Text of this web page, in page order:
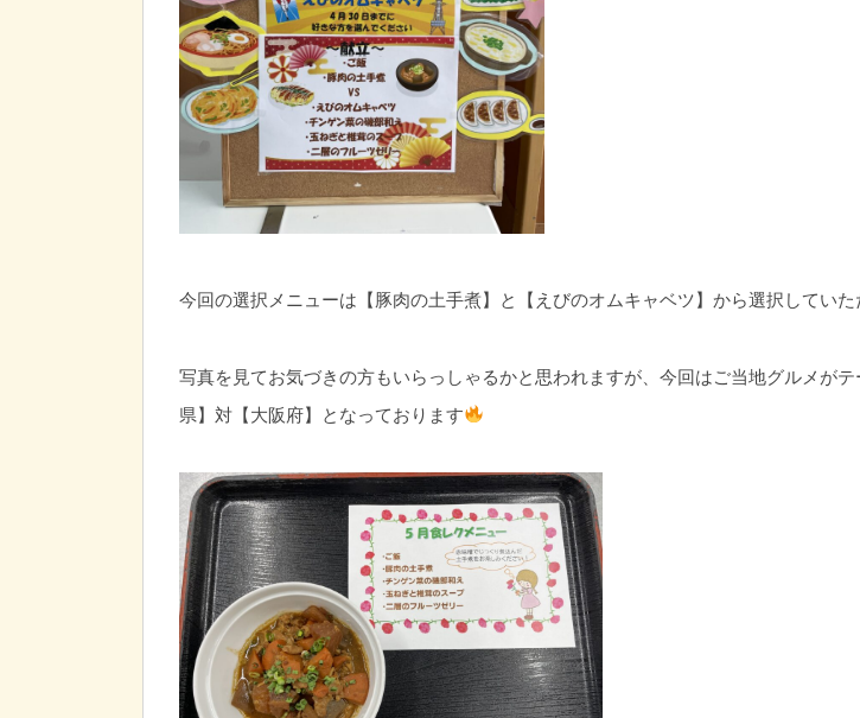
今回の選択メニューは【豚肉の土手煮】と【えびのオムキャベツ】から選択していた
写真を見てお気づきの方もいらっしゃるかと思われますが、今回はご当地グルメがテ
県】対【大阪府】となっております